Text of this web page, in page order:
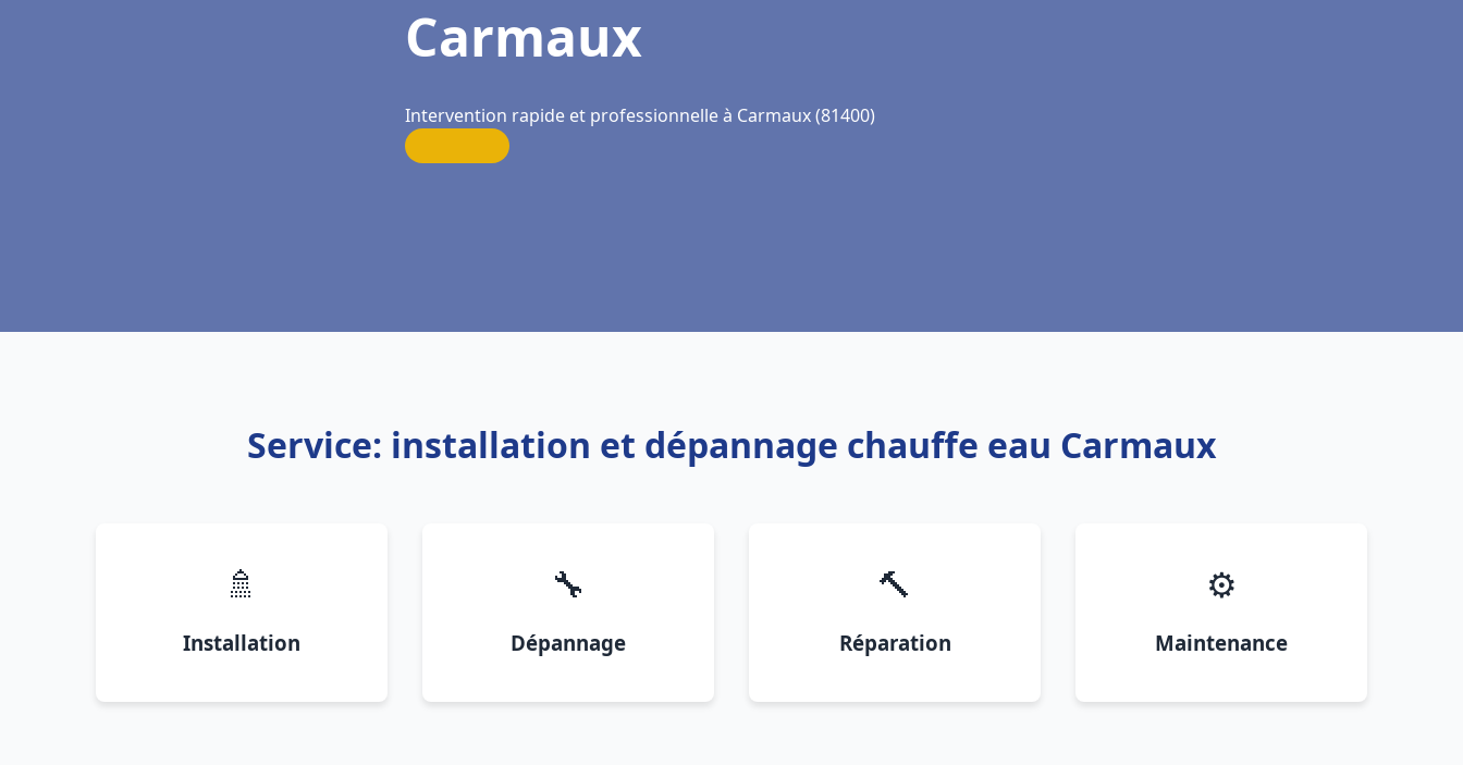
Carmaux
Intervention rapide et professionnelle à Carmaux (81400)
Service: installation et dépannage chauffe eau Carmaux
🚿
Installation
🔧
Dépannage
🔨
Réparation
⚙️
Maintenance